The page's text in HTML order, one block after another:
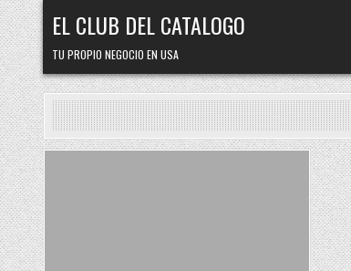
Skip
to
content
EL CLUB DEL CATALOGO
TU PROPIO NEGOCIO EN USA